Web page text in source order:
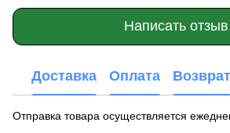
Написать отзыв
Доставка Оплата Возврат
Отправка товара осуществляется